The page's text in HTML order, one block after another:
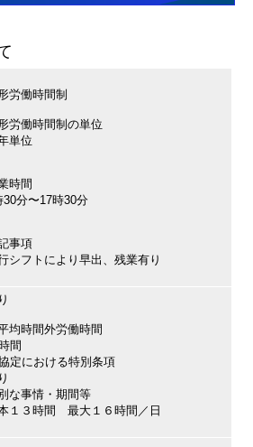
労働時間制
労働時間制の単位
単位
時間
30分〜17時30分
事項
シフトにより早出、残業有り
均時間外労働時間
間
定における特別条項
な事情・期間等
１３時間 最大１６時間／日